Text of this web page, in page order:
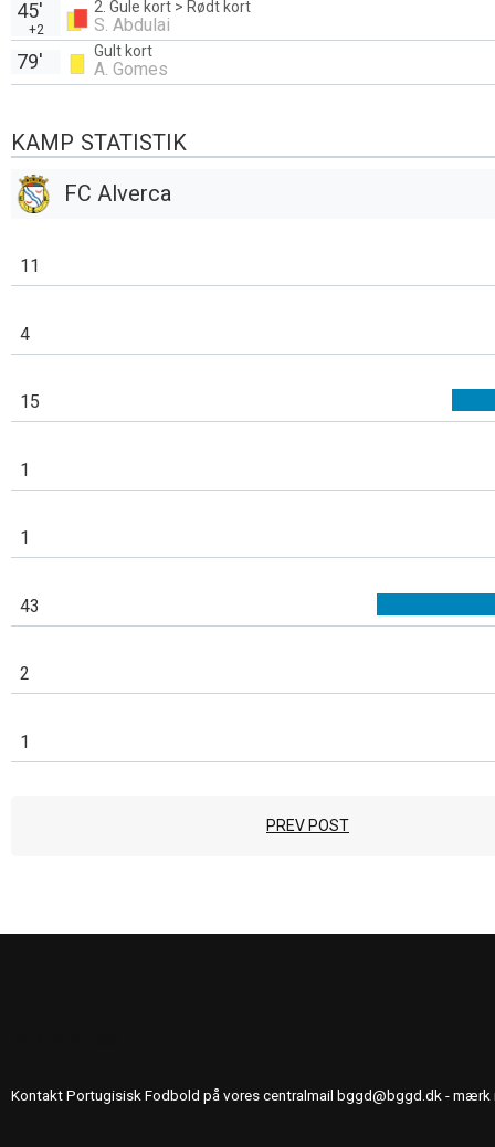
2. Gule kort > Rødt kort
S. Abdulai
45'
+2
Gult kort
A. Gomes
79'
KAMP STATISTIK
FC Alverca
11
4
15
1
1
43
2
1
PREV POST
Kontakt Portugisisk Fodbold på vores centralmail bggd@bggd.dk - mærk